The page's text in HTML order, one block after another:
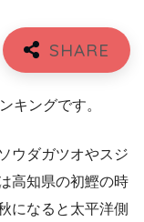
キングです。
ウダガツオやスジ
高知県の初鰹の時
になると太平洋側